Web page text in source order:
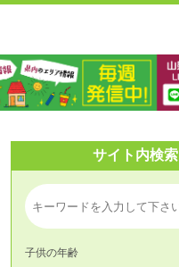
サイト内検索
子供の年齢